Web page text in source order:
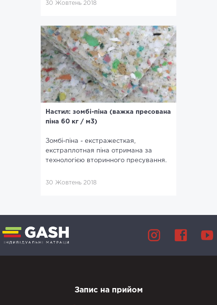
30 Жовтень 2018
Настил: зомбі-піна (важка пресована
піна 60 кг / м3)
Зомбі-піна - екстражесткая,
екстраплотная піна отримана за
технологією вторинного пресування.
30 Жовтень 2018
Запис на прийом